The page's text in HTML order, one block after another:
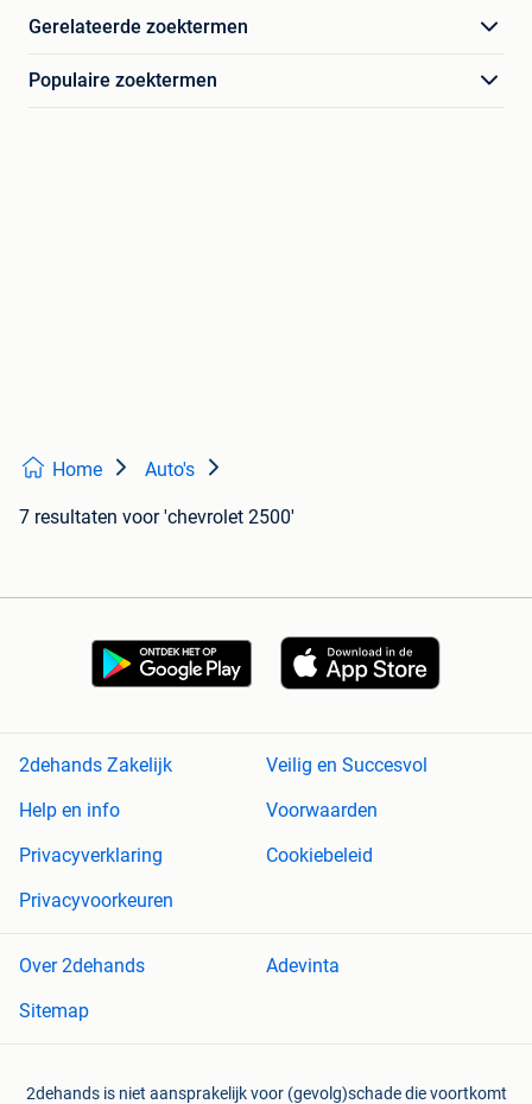
Gerelateerde zoektermen
Populaire zoektermen
Home Auto's
7 resultaten voor 'chevrolet 2500'
2dehands Zakelijk
Veilig en Succesvol
Help en info
Voorwaarden
Privacyverklaring
Cookiebeleid
Privacyvoorkeuren
Over 2dehands
Adevinta
Sitemap
2dehands is niet aansprakelijk voor (gevolg)schade die voortkomt